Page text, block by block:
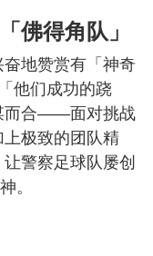
佛得角队」
地赞赏有「神奇
他们成功的跷
而合——面对挑战
极致的团队精
警察足球队屡创
。